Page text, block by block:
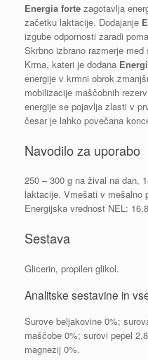
Energia forte zagotavlja
začetku laktacije. Dodajanje
izgube odpornosti zaradi
Skrbno izbrano razmerje
Krma, kateri je dodana
energije v krmni obrok
mobilizacije maščobnih
energije se pojavlja zlasti v
česar je lahko povečana
Navodilo za uporabo
250 – 300 g na žival na dan,
laktacije. Vmešati v mešalno
Energijska vrednost NEL:
Sestava
Glicerin, propilen glikol.
Analitske sestavine in
Surove beljakovine 0%;
maščobe 0%; surovi pepel
magnezij 0%.